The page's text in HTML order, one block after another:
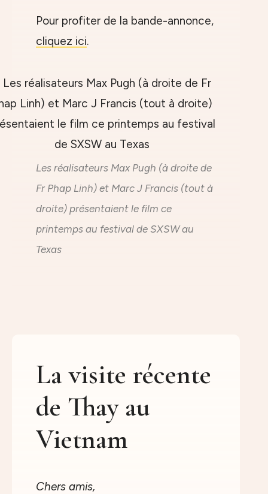
Pour profiter de la bande-annonce,
cliquez ici.
Les réalisateurs Max Pugh (à droite de
Fr Phap Linh) et Marc J Francis (tout à
droite) présentaient le film ce
printemps au festival de SXSW au
Texas
La visite récente
de Thay au
Vietnam
Chers amis,